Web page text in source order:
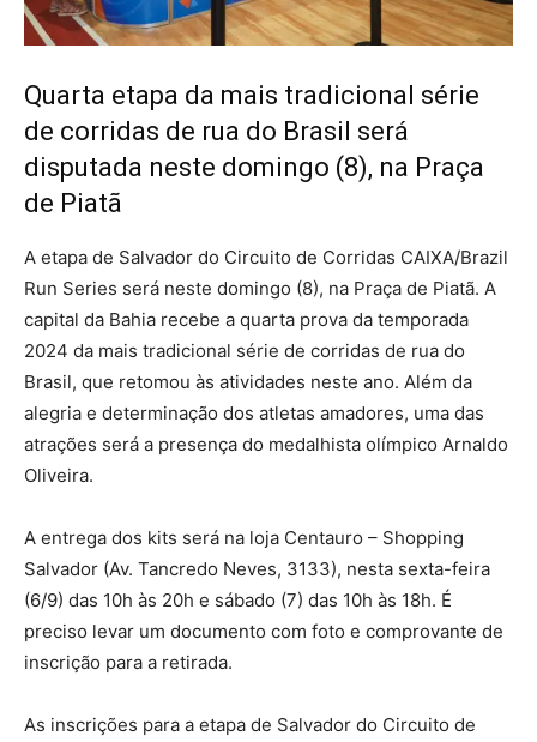
Quarta etapa da mais tradicional série
de corridas de rua do Brasil será
disputada neste domingo (8), na Praça
de Piatã
A etapa de Salvador do Circuito de Corridas CAIXA/Brazil
Run Series será neste domingo (8), na Praça de Piatã. A
capital da Bahia recebe a quarta prova da temporada
2024 da mais tradicional série de corridas de rua do
Brasil, que retomou às atividades neste ano. Além da
alegria e determinação dos atletas amadores, uma das
atrações será a presença do medalhista olímpico Arnaldo
Oliveira.
A entrega dos kits será na loja Centauro – Shopping
Salvador (Av. Tancredo Neves, 3133), nesta sexta-feira
(6/9) das 10h às 20h e sábado (7) das 10h às 18h. É
preciso levar um documento com foto e comprovante de
inscrição para a retirada.
As inscrições para a etapa de Salvador do Circuito de